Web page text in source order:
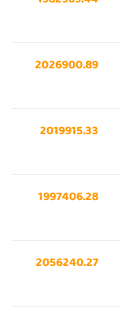
2026900.89
2019915.33
1997406.28
2056240.27